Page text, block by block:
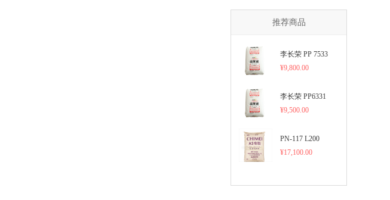
推荐商品
李长荣 PP 7533
¥9,800.00
李长荣 PP6331
¥9,500.00
PN-117 L200
¥17,100.00